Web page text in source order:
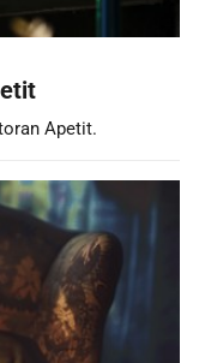
Apetit.